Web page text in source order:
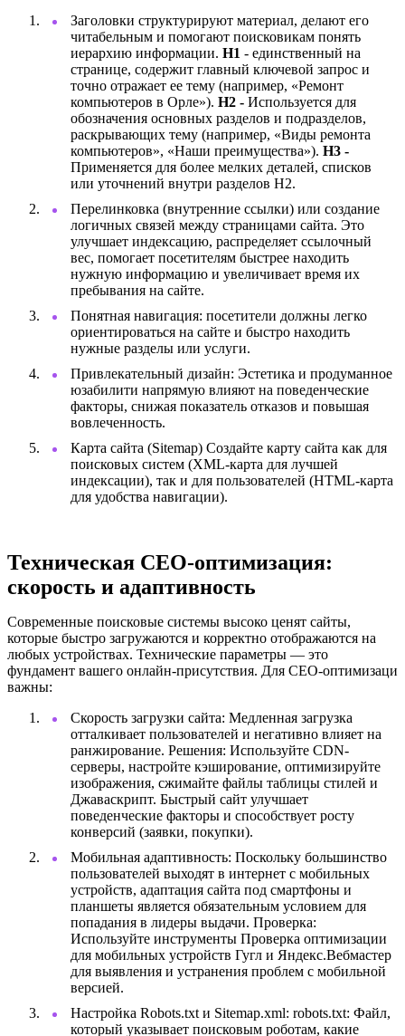
Заголовки структурируют материал, делают его
читабельным и помогают поисковикам понять
иерархию информации. H1 - единственный на
странице, содержит главный ключевой запрос и
точно отражает ее тему (например, «Ремонт
компьютеров в Орле»). H2 - Используется для
обозначения основных разделов и подразделов,
раскрывающих тему (например, «Виды ремонта
компьютеров», «Наши преимущества»). H3 -
Применяется для более мелких деталей, списков
или уточнений внутри разделов H2.
Перелинковка (внутренние ссылки) или создание
логичных связей между страницами сайта. Это
улучшает индексацию, распределяет ссылочный
вес, помогает посетителям быстрее находить
нужную информацию и увеличивает время их
пребывания на сайте.
Понятная навигация: посетители должны легко
ориентироваться на сайте и быстро находить
нужные разделы или услуги.
Привлекательный дизайн: Эстетика и продуманное
юзабилити напрямую влияют на поведенческие
факторы, снижая показатель отказов и повышая
вовлеченность.
Карта сайта (Sitemap) Создайте карту сайта как для
поисковых систем (XML-карта для лучшей
индексации), так и для пользователей (HTML-карта
для удобства навигации).
Техническая СЕО-оптимизация:
скорость и адаптивность
Современные поисковые системы высоко ценят сайты,
которые быстро загружаются и корректно отображаются на
любых устройствах. Технические параметры — это
фундамент вашего онлайн-присутствия. Для СЕО-оптимизаци
важны:
Скорость загрузки сайта: Медленная загрузка
отталкивает пользователей и негативно влияет на
ранжирование. Решения: Используйте CDN-
серверы, настройте кэширование, оптимизируйте
изображения, сжимайте файлы таблицы стилей и
Джаваскрипт. Быстрый сайт улучшает
поведенческие факторы и способствует росту
конверсий (заявки, покупки).
Мобильная адаптивность: Поскольку большинство
пользователей выходят в интернет с мобильных
устройств, адаптация сайта под смартфоны и
планшеты является обязательным условием для
попадания в лидеры выдачи. Проверка:
Используйте инструменты Проверка оптимизации
для мобильных устройств Гугл и Яндекс.Вебмастер
для выявления и устранения проблем с мобильной
версией.
Настройка Robots.txt и Sitemap.xml: robots.txt: Файл,
который указывает поисковым роботам, какие